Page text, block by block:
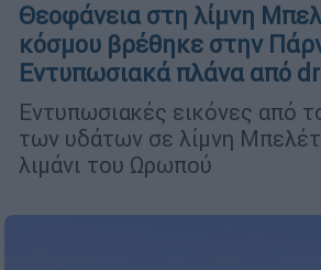
Θεοφάνεια στη λίμνη
κόσμου βρέθηκε στην
Εντυπωσιακά πλάνα από
Eντυπωσιακές εικόνες από
των υδάτων σε λίμνη
λιμάνι του Ωρωπού